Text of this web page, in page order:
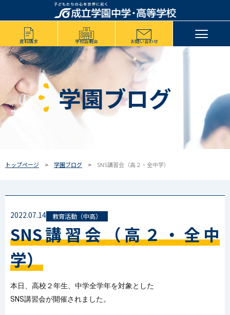
資料請求 学校説明会 お問い合わせ
学園ブログ
トップページ 学園ブログ SNS講習会（高２・全中学）
2022.07.14 教育活動（中高）
SNS講習会（高２・全中
学）
本日、高校２年生、中学全学年を対象とした
SNS講習会が開催されました。